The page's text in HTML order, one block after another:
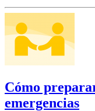
Cómo
emergencias